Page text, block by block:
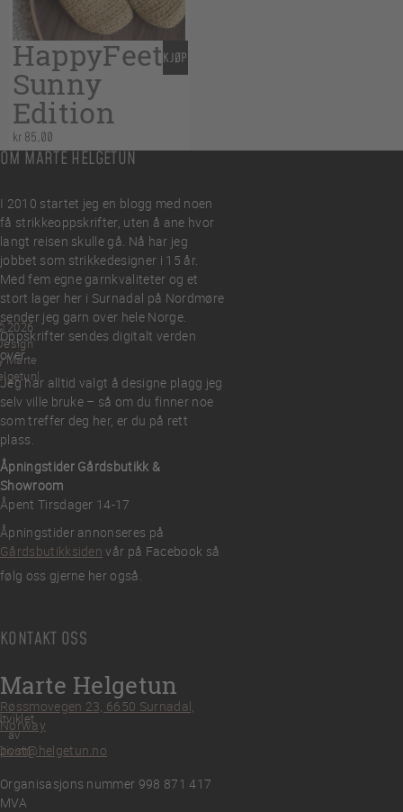
HappyFeet
Sunny
Edition
kr85,00
KJØP
OM MARTE HELGETUN
I 2010 startet jeg en blogg med noen
få strikkeoppskrifter, uten å ane hvor
langt reisen skulle gå. Nå har jeg
jobbet som strikkedesigner i 15 år.
Med fem egne garnkvaliteter og et
stort lager her i Surnadal på Nordmøre
sender jeg garn over hele Norge.
Oppskrifter sendes digitalt verden
over.
Jeg har alltid valgt å designe plagg jeg
selv ville bruke – så om du finner noe
som treffer deg her, er du på rett
plass.
Åpningstider Gårdsbutikk &
Showroom
Åpent Tirsdager 14-17
Åpningstider annonseres på
Gårdsbutikksiden vår på Facebook så
følg oss gjerne her også.
KONTAKT OSS
Marte Helgetun
Røssmovegen 23, 6650 Surnadal,
Norway
post@helgetun.no
Organisasjons nummer 998 871 417
MVA
2026
Marte
av